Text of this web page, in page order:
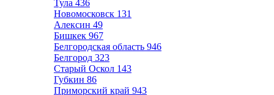
Тула 436
Новомосковск 131
Алексин 49
Бишкек 967
Белгородская область 946
Белгород 323
Старый Оскол 143
Губкин 86
Приморский край 943